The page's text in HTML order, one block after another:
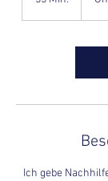
Ich gebe